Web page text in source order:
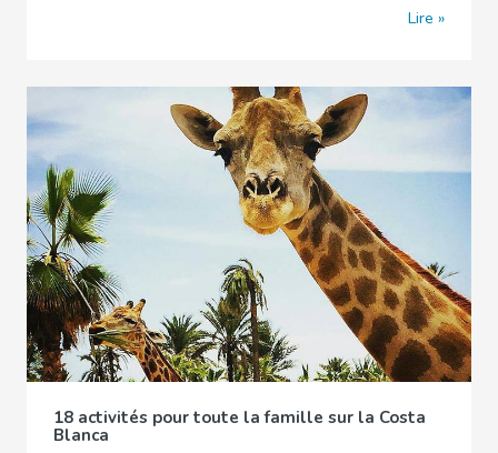
Lire
18 activités pour toute la famille sur la Costa
Blanca